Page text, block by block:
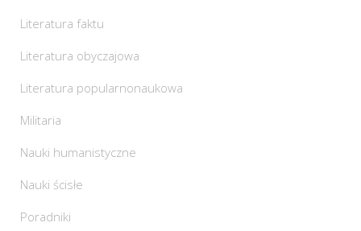
Literatura faktu
Literatura obyczajowa
Literatura popularnonaukowa
Militaria
Nauki humanistyczne
Nauki ścisłe
Poradniki